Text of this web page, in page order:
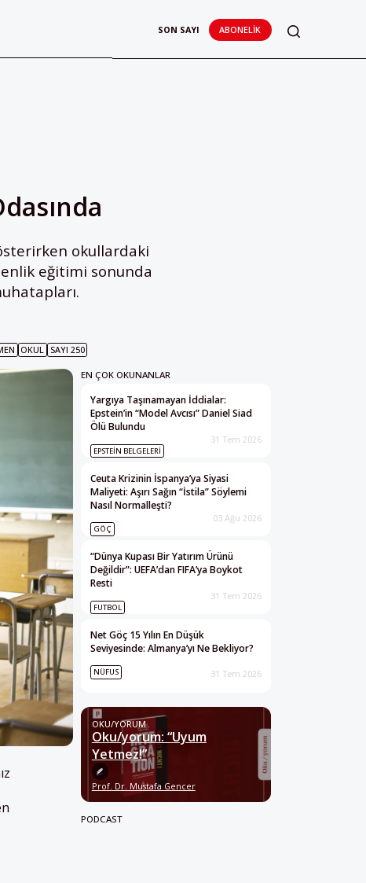
SON SAYI ABONELIK
okullardaki
eğitimi sonunda
OKUL SAYI 250
EN ÇOK OKUNANLAR
Yargıya Taşınamayan İddialar:
Epstein’in “Model Avcısı” Daniel Siad
Ölü Bulundu
EPSTEIN BELGELERI
31 Tem 2026
Ceuta Krizinin İspanya’ya Siyasi
Maliyeti: Aşırı Sağın “İstila” Söylemi
Nasıl Normalleşti?
GÖÇ
03 Ağu 2026
“Dünya Kupası Bir Yatırım Ürünü
Değildir”: UEFA’dan FIFA’ya Boykot
Resti
FUTBOL
31 Tem 2026
Net Göç 15 Yılın En Düşük
Seviyesinde: Almanya’yı Ne Bekliyor?
NÜFUS 31 Tem 2026
OKU/YORUM
Oku/yorum: “Uyum
Yetmez!”
Prof. Dr. Mustafa Gencer
PODCAST